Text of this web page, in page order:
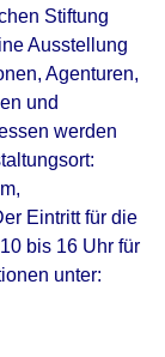
Stiftung
Ausstellung
Agenturen,
und
werden
Eintritt für die
bis 16 Uhr für
unter: